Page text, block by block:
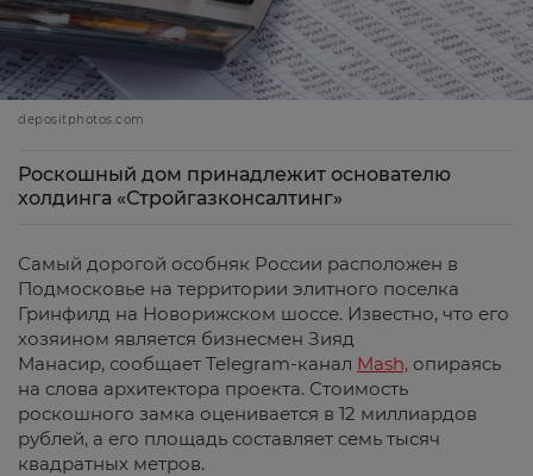
depositphotos.com
Роскошный дом принадлежит основателю
холдинга «Стройгазконсалтинг»
Самый дорогой особняк России расположен в
Подмосковье на территории элитного поселка
Гринфилд на Новорижском шоссе. Известно, что его
хозяином является бизнесмен Зияд
Манасир, сообщает Telegram-канал Mash, опираясь
на слова архитектора проекта. Стоимость
роскошного замка оценивается в 12 миллиардов
рублей, а его площадь составляет семь тысяч
квадратных метров.